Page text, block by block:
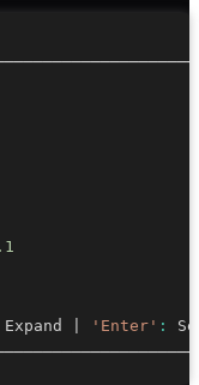
'Enter' :